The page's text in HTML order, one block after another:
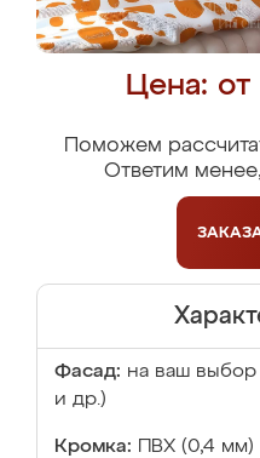
Цена:
Поможем
Ответим
Фасад: на ваш
и др.)
Кромка: ПВХ (0,4 мм)